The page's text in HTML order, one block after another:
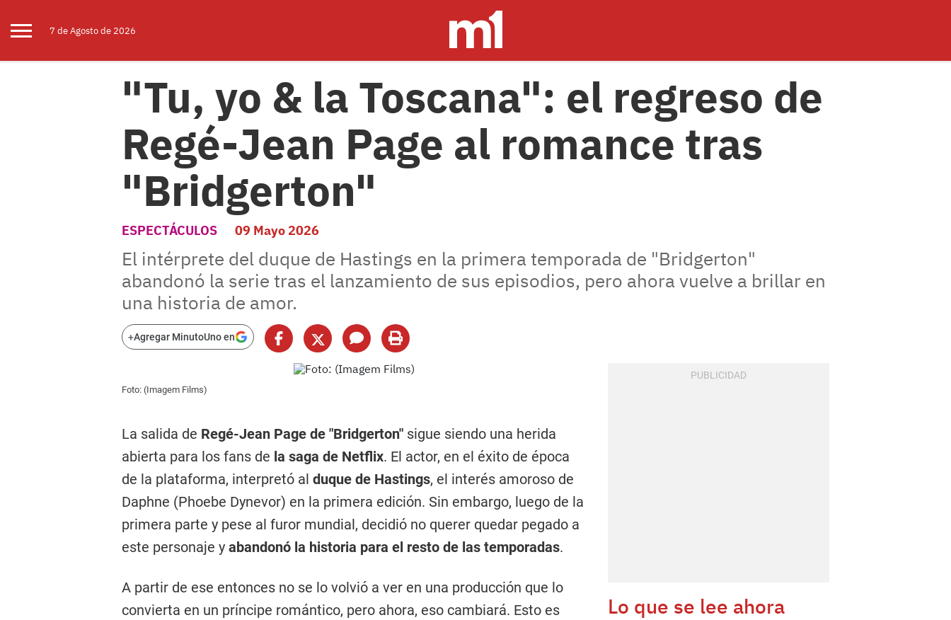
7 deAgostode 2026
"Tu, yo & la Toscana": el regreso de
Regé-Jean Page al romance tras
"Bridgerton"
ESPECTÁCULOS 09 Mayo 2026
El intérprete del duque de Hastings en la primera temporada de "Bridgerton"
abandonó la serie tras el lanzamiento de sus episodios, pero ahora vuelve a brillar en
una historia de amor.
+Agregar MinutoUno en
Foto: (Imagem Films)
La salida de Regé-Jean Page de "Bridgerton" sigue siendo una herida
abierta para los fans de la saga de Netflix. El actor, en el éxito de época
de la plataforma, interpretó al duque de Hastings, el interés amoroso de
Daphne (Phoebe Dynevor) en la primera edición. Sin embargo, luego de la
primera parte y pese al furor mundial, decidió no querer quedar pegado a
este personaje y abandonó la historia para el resto de las temporadas.
A partir de ese entonces no se lo volvió a ver en una producción que lo
convierta en un príncipe romántico, pero ahora, eso cambiará. Esto es
Lo que se lee ahora